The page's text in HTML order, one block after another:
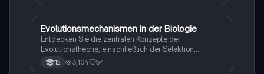
Studierende, die sich auf Prüfungen vorbereiten.
Biologie
Evolutionsmechanismen in der Biologie
Entdecken Sie die zentralen Konzepte der
Evolutionstheorie, einschließlich der Selektion,
Isolationsmechanismen und Evolutionsfaktoren wie
Mutation und Rekombination. Diese
12 3,104 54